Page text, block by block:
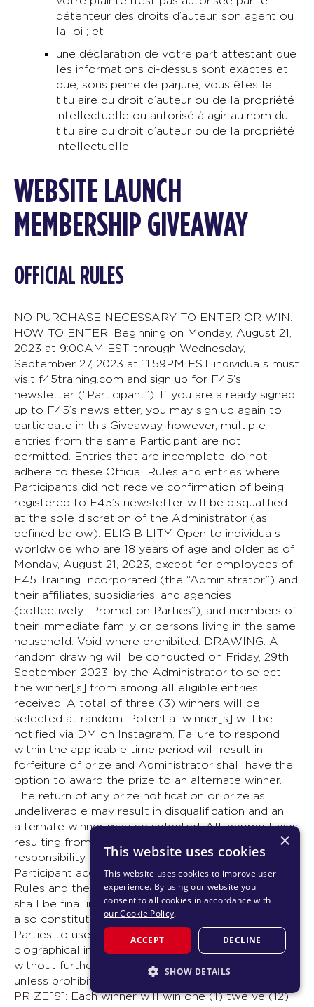
détenteur des droits d’auteur, son agent ou
la loi ; et
une déclaration de votre part attestant que
les informations ci-dessus sont exactes et
que, sous peine de parjure, vous êtes le
titulaire du droit d’auteur ou de la propriété
intellectuelle ou autorisé à agir au nom du
titulaire du droit d’auteur ou de la propriété
intellectuelle.
WEBSITE LAUNCH
MEMBERSHIP GIVEAWAY
OFFICIAL RULES
NO PURCHASE NECESSARY TO ENTER OR WIN.
HOW TO ENTER: Beginning on Monday, August 21,
2023 at 9:00AM EST through Wednesday,
September 27, 2023 at 11:59PM EST individuals must
visit f45training.com and sign up for F45’s
newsletter (“Participant”). If you are already signed
up to F45’s newsletter, you may sign up again to
participate in this Giveaway, however, multiple
entries from the same Participant are not
permitted. Entries that are incomplete, do not
adhere to these Official Rules and entries where
Participants did not receive confirmation of being
registered to F45’s newsletter will be disqualified
at the sole discretion of the Administrator (as
defined below). ELIGIBILITY: Open to individuals
worldwide who are 18 years of age and older as of
Monday, August 21, 2023, except for employees of
F45 Training Incorporated (the “Administrator”) and
their affiliates, subsidiaries, and agencies
(collectively “Promotion Parties”), and members of
their immediate family or persons living in the same
household. Void where prohibited. DRAWING: A
random drawing will be conducted on Friday, 29th
September, 2023, by the Administrator to select
the winner[s] from among all eligible entries
received. A total of three (3) winners will be
selected at random. Potential winner[s] will be
notified via DM on Instagram. Failure to respond
within the applicable time period will result in
forfeiture of prize and Administrator shall have the
option to award the prize to an alternate winner.
The return of any prize notification or prize as
undeliverable may result in disqualification and an
alternate winner may be selected. All income taxes
resulting from acceptance of prize are the
responsibility of winner. By entering this Giveaway,
Participant accepts and agrees to these Official
Rules and the decisions of the Administrator, which
shall be final in all matters. Acceptance of a prize
also constitutes permission to the Promotion
Parties to use the winner’s name, likeness, and
biographical information for marketing purposes
without further compensation or right of approval,
unless prohibited by law. Any applicable laws apply.
PRIZE[S]: Each winner will win one (1) twelve (12)
×
This website uses cookies
This website uses cookies to improve user
experience. By using our website you
consent to all cookies in accordance with
our Cookie Policy.
ACCEPT DECLINE
SHOW DETAILS
STRICTLY NECESSARY